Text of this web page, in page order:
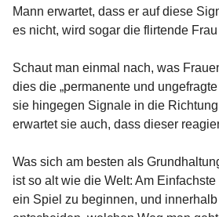
Mann erwartet, dass er auf diese
es nicht, wird sogar die flirtende Frau
Schaut man einmal nach, was
dies die „permanente und
sie hingegen Signale in die
erwartet sie auch, dass dieser
Was sich am besten als
ist so alt wie die Welt: Am
ein Spiel zu beginnen, und